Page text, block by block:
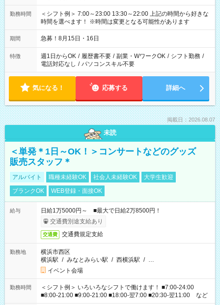
勤務時間
＜シフト例＞ 7:00～23:00 13:30～22:00 上記の時間から好きな
時間を選べます！ ※時間は変更となる可能性があります
期間 急募！8月15日・16日
特徴 週1日からOK / 履歴書不要 / 副業・WワークOK / シフト勤務 /
電話対応なし / パソコンスキル不要
気になる！ 応募する 詳細へ
掲載日：2026.08.07
未読
＜単発＊1日～OK！＞コンサートなどのグッズ
販売スタッフ＊
アルバイト 職種未経験OK 社会人未経験OK
大学生歓迎
ブランクOK
WEB登録・面接OK
給与
日給1万5000円～ ■最大で日給2万8500円！
交通費別途支給あり
交通費 交通費規定支給
勤務地
横浜市西区
横浜駅 / みなとみらい駅 / 西横浜駅 / …
イベント会場
勤務時間
＜シフト例＞ いろいろなシフトで働けます！ ■7:00-24:00
■8:00-21:00 ■9:00-21:00 ■18:00-翌7:00 ■20:30-翌11:00 など